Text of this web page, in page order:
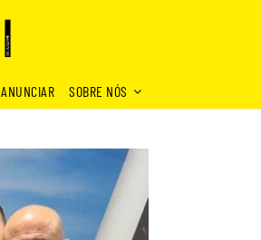
ANUNCIAR SOBRE NÓS